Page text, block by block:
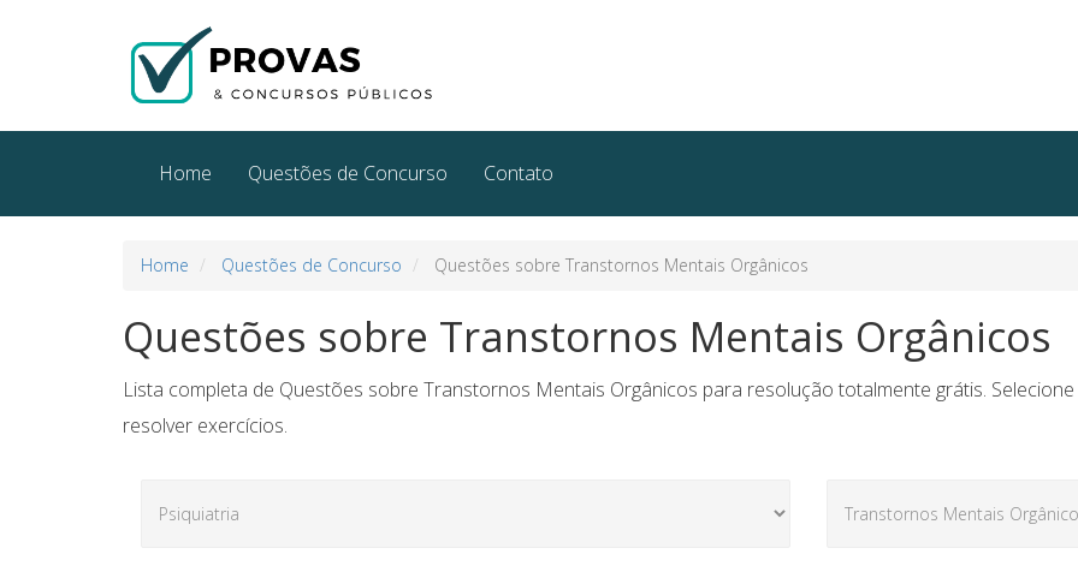
Home Questões de Concurso Contato
Home Questões de Concurso Questões sobre Transtornos Mentais Orgânicos
Questões sobre Transtornos Mentais Orgânicos
Lista completa de Questões sobre Transtornos Mentais Orgânicos para resolução totalmente grátis.
resolver exercícios.